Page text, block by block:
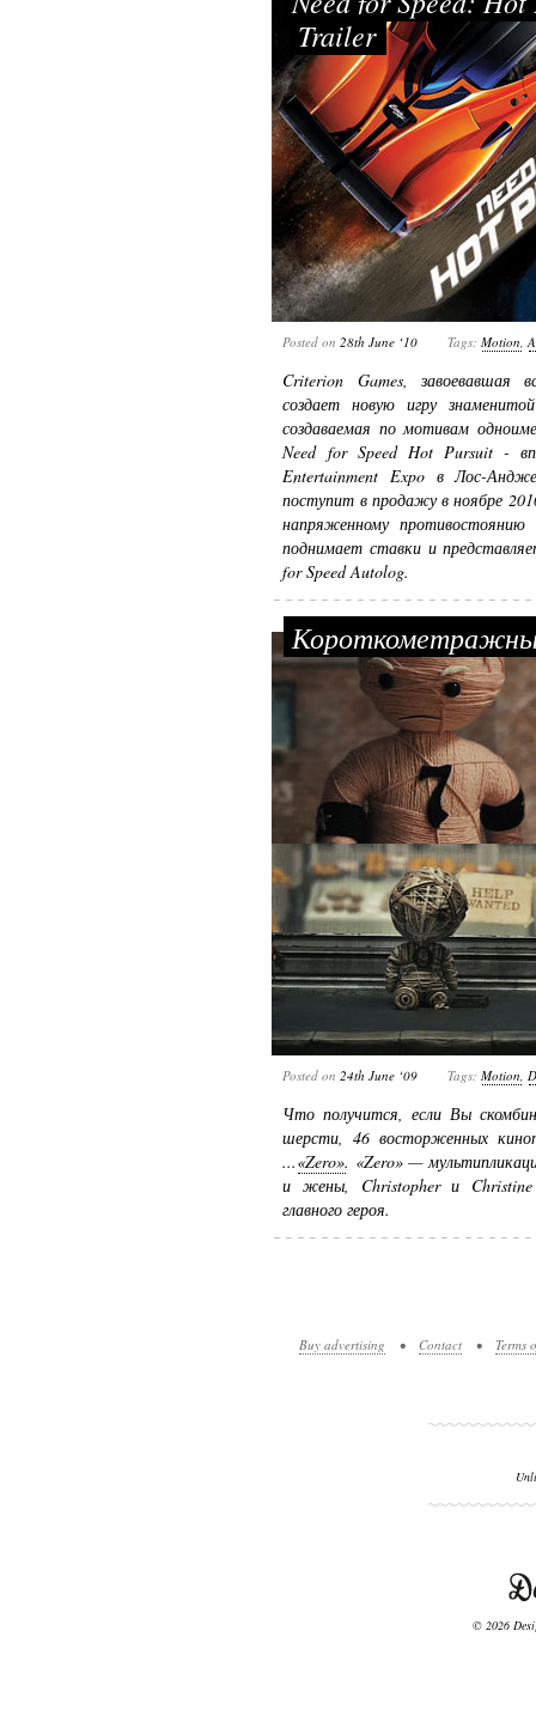
Trailer
Posted on 28th June ‘10 Tags: Motion,
Criterion Games, завоевавшая
создает новую игру
создаваемая по мотивам
Need for Speed Hot Pursuit -
Entertainment Expo в Лос-
поступит в продажу в ноябре
напряженному
поднимает ставки и
for Speed Autolog.
Posted on 24th June ‘09 Tags: Motion,
Что получится, если Вы
шерсти, 46 восторженных
...«Zero». «Zero» —
и жены, Christopher и
главного героя.
Buy advertising • Contact • Terms
© 2026